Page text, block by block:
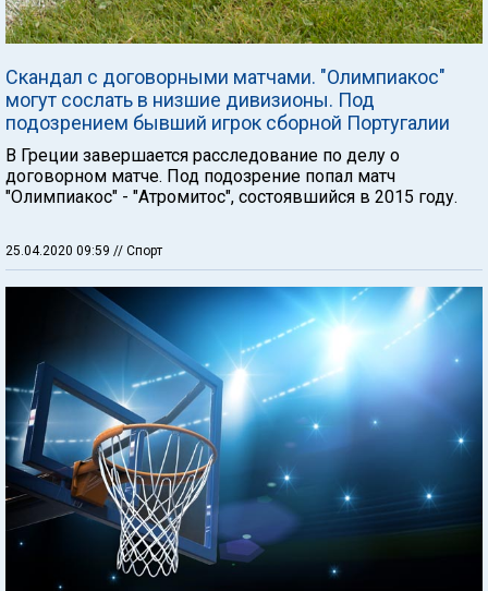
Скандал с договорными матчами. "Олимпиакос"
могут сослать в низшие дивизионы. Под
подозрением бывший игрок сборной Португалии
В Греции завершается расследование по делу о
договорном матче. Под подозрение попал матч
"Олимпиакос" - "Атромитос", состоявшийся в 2015 году.
25.04.2020 09:59 // Спорт